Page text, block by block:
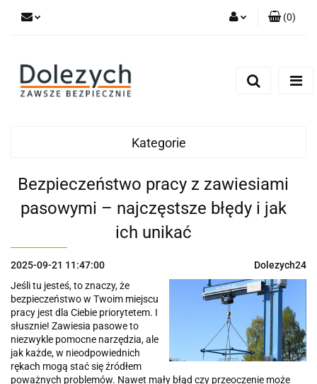
(0)
Kategorie
Bezpieczeństwo pracy z zawiesiami
pasowymi – najczęstsze błędy i jak
ich unikać
2025-09-21 11:47:00
Dolezych24
Jeśli tu jesteś, to znaczy, że
bezpieczeństwo w Twoim miejscu
pracy jest dla Ciebie priorytetem. I
słusznie! Zawiesia pasowe to
niezwykle pomocne narzędzia, ale
jak każde, w nieodpowiednich
rękach mogą stać się źródłem
poważnych problemów. Nawet mały błąd czy przeoczenie może